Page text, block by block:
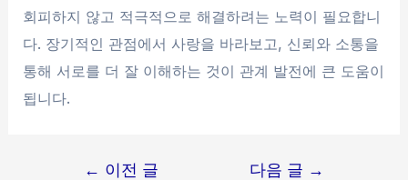
회피하지 않고 적극적으로 해결하려는 노력이 필요합니
다. 장기적인 관점에서 사랑을 바라보고, 신뢰와 소통을
통해 서로를 더 잘 이해하는 것이 관계 발전에 큰 도움이
됩니다.
← 이전 글 다음 글 →